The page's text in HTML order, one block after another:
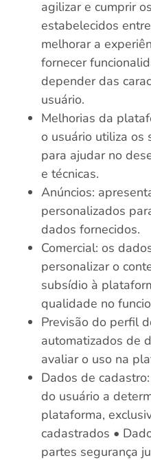
agilizar e cumprir
estabelecidos
melhorar a
fornecer
depender das
usuário.
Melhorias da
o usuário utiliza os
para ajudar no
e técnicas.
Anúncios:
personalizados
dados fornecidos.
Comercial: os
personalizar o
subsídio à
qualidade no
Previsão do perfil
automatizados de
avaliar o uso na
Dados de
do usuário a
plataforma,
cadastrados •
partes segurança